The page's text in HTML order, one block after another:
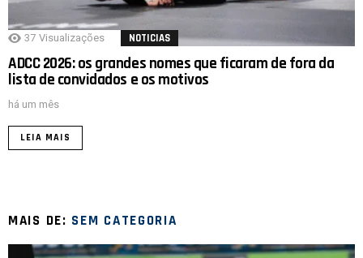
37 Visualizações NOTICIAS
ADCC 2026: os grandes nomes que ficaram de fora da
lista de convidados e os motivos
há um mês
LEIA MAIS
MAIS DE: SEM CATEGORIA